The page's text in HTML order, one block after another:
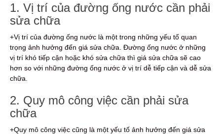
1. Vị trí của đường ống nước cần phải
sửa chữa
+Vị trí của đường ống nước là một trong những yếu tố quan
trọng ảnh hưởng đến giá sửa chữa. Đường ống nước ở những
vị trí khó tiếp cận hoặc khó sửa chữa thì giá sửa chữa sẽ cao
hơn so với những đường ống nước ở vị trí dễ tiếp cận và dễ sửa
chữa.
2. Quy mô công việc cần phải sửa
chữa
+Quy mô công việc cũng là một yếu tố ảnh hưởng đến giá sửa